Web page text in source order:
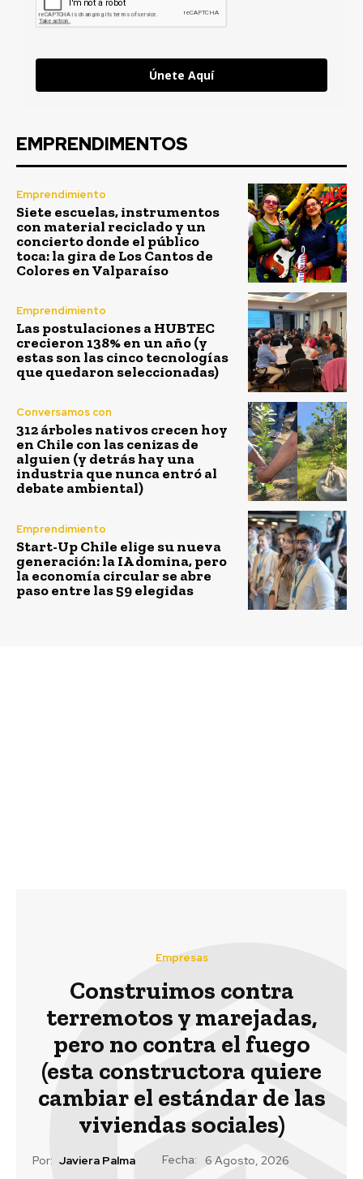
Únete Aquí
EMPRENDIMENTOS
Emprendimiento
Siete escuelas, instrumentos
con material reciclado y un
concierto donde el público
toca: la gira de Los Cantos de
Colores en Valparaíso
Emprendimiento
Las postulaciones a HUBTEC
crecieron 138% en un año (y
estas son las cinco tecnologías
que quedaron seleccionadas)
Conversamos con
312 árboles nativos crecen hoy
en Chile con las cenizas de
alguien (y detrás hay una
industria que nunca entró al
debate ambiental)
Emprendimiento
Start-Up Chile elige su nueva
generación: la IA domina, pero
la economía circular se abre
paso entre las 59 elegidas